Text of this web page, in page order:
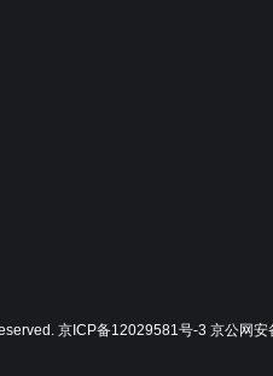
京ICP备12029581号-3 京公网